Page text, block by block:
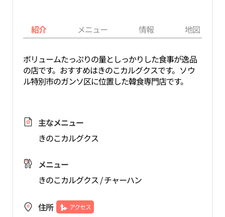
紹介 メニュー 情報 地図
ボリュームたっぷりの量としっかりした食事が逸品
の店です。おすすめはきのこカルグクスです。ソウ
ル特別市のガンソ区に位置した韓食専門店です。
主なメニュー
きのこカルグクス
メニュー
きのこカルグクス / チャーハン
住所 アクセス